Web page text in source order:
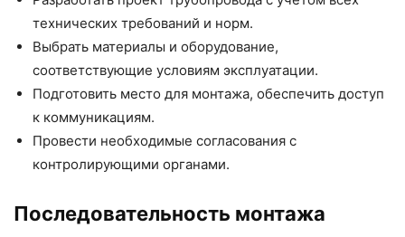
технических требований и норм.
Выбрать материалы и оборудование,
соответствующие условиям эксплуатации.
Подготовить место для монтажа, обеспечить доступ
к коммуникациям.
Провести необходимые согласования с
контролирующими органами.
Последовательность монтажа